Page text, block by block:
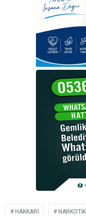
HAKKARI